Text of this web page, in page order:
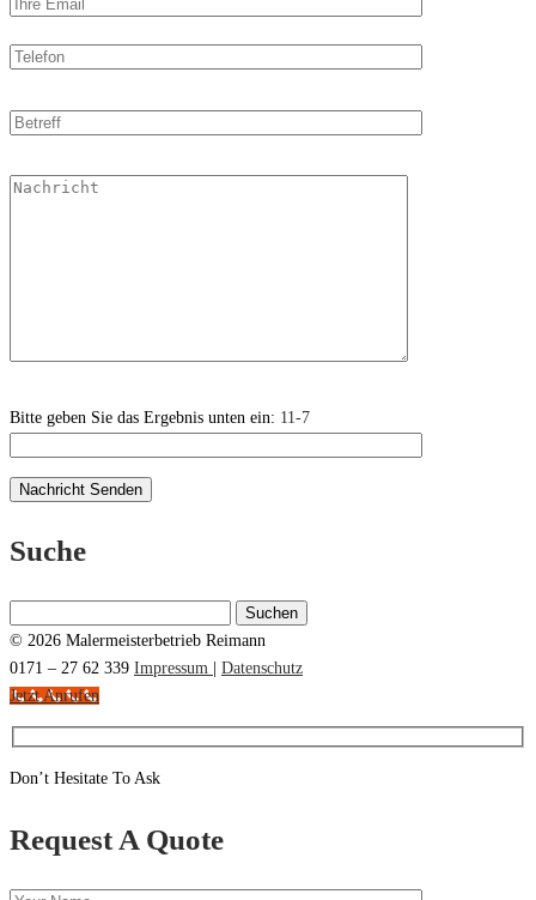
Bitte geben Sie das Ergebnis unten ein: 11-7
Suche
nach:
© 2026 Malermeisterbetrieb Reimann
0171 – 27 62 339 Impressum
Datenschutz
Jetzt Anrufen
Don’t Hesitate To Ask
Request A Quote